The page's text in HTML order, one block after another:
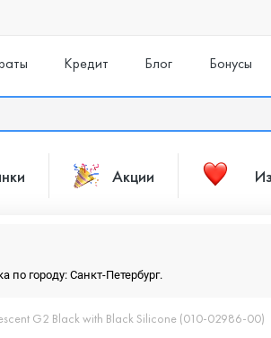
Кредит Блог Бонусы
Акции
городу: Санкт-Петербург.
G2 Black with Black Silicone (010-02986-00)